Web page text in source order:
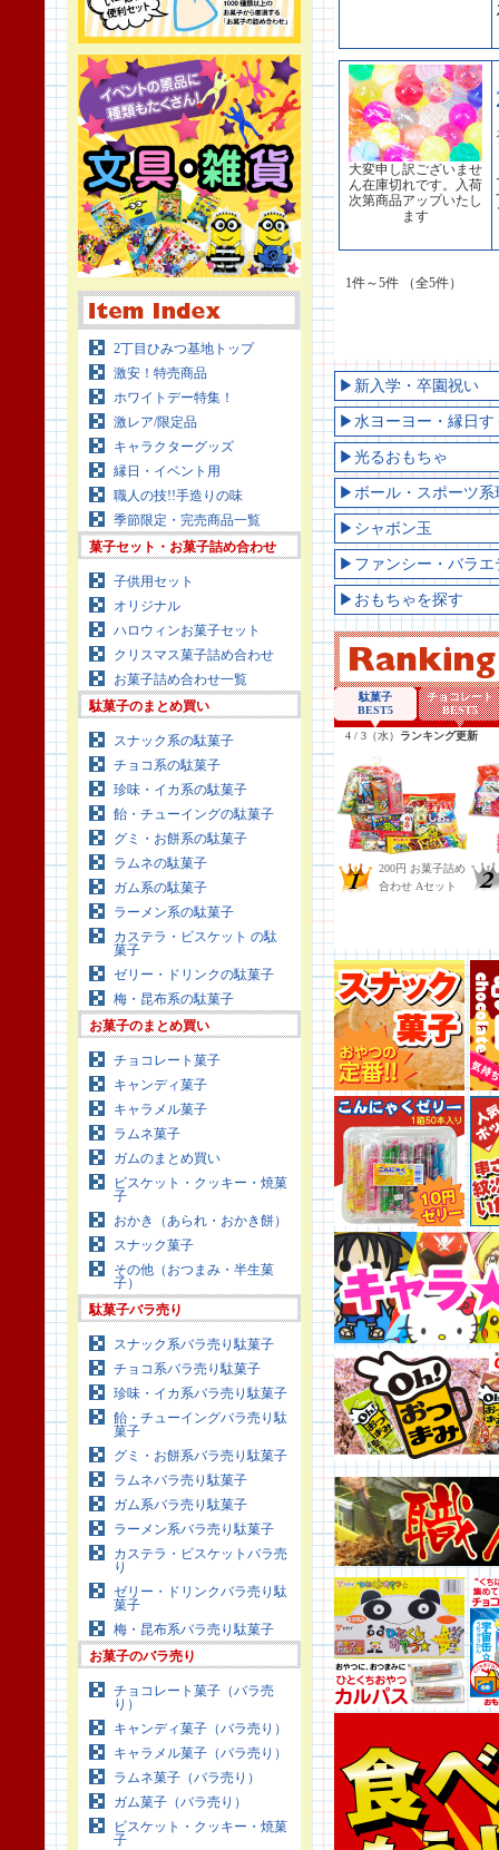
2丁目ひみつ基地トップ
激安！特売商品
ホワイトデー特集！
激レア/限定品
キャラクターグッズ
縁日・イベント用
職人の技!!手造りの味
季節限定・完売商品一覧
菓子セット・お菓子詰め合わせ
子供用セット
オリジナル
ハロウィンお菓子セット
クリスマス菓子詰め合わせ
お菓子詰め合わせ一覧
駄菓子のまとめ買い
スナック系の駄菓子
チョコ系の駄菓子
珍味・イカ系の駄菓子
飴・チューイングの駄菓子
グミ・お餅系の駄菓子
ラムネの駄菓子
ガム系の駄菓子
ラーメン系の駄菓子
カステラ・ビスケット の駄
菓子
ゼリー・ドリンクの駄菓子
梅・昆布系の駄菓子
お菓子のまとめ買い
チョコレート菓子
キャンディ菓子
キャラメル菓子
ラムネ菓子
ガムのまとめ買い
ビスケット・クッキー・焼菓
子
おかき（あられ・おかき餅）
スナック菓子
その他（おつまみ・半生菓
子）
駄菓子バラ売り
スナック系バラ売り駄菓子
チョコ系バラ売り駄菓子
珍味・イカ系バラ売り駄菓子
飴・チューイングバラ売り駄
菓子
グミ・お餅系バラ売り駄菓子
ラムネバラ売り駄菓子
ガム系バラ売り駄菓子
ラーメン系バラ売り駄菓子
カステラ・ビスケットバラ売
り
ゼリー・ドリンクバラ売り駄
菓子
梅・昆布系バラ売り駄菓子
お菓子のバラ売り
チョコレート菓子（バラ売
り）
キャンディ菓子（バラ売り）
キャラメル菓子（バラ売り）
ラムネ菓子（バラ売り）
ガム菓子（バラ売り）
ビスケット・クッキー・焼菓
子
大変申し訳ございませ
ん在庫切れです。入荷
次第商品アップいたし
ます
1件～5件 （全5件）
▶新入学・卒園祝い
▶水ヨーヨー・縁日す
▶光るおもちゃ
▶ボール・スポーツ系
▶シャボン玉
▶ファンシー・バラエ
▶おもちゃを探す